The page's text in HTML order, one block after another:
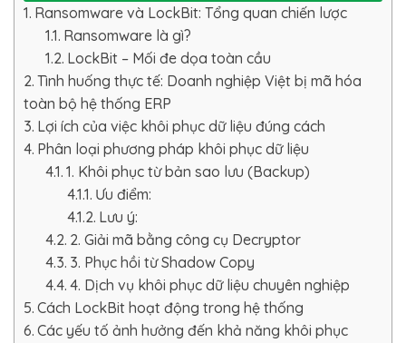
Ransomware và LockBit: Tổng quan chiến lược
Ransomware là gì?
LockBit – Mối đe dọa toàn cầu
Tình huống thực tế: Doanh nghiệp Việt bị mã hóa
toàn bộ hệ thống ERP
Lợi ích của việc khôi phục dữ liệu đúng cách
Phân loại phương pháp khôi phục dữ liệu
1. Khôi phục từ bản sao lưu (Backup)
Ưu điểm:
Lưu ý:
2. Giải mã bằng công cụ Decryptor
3. Phục hồi từ Shadow Copy
4. Dịch vụ khôi phục dữ liệu chuyên nghiệp
Cách LockBit hoạt động trong hệ thống
Các yếu tố ảnh hưởng đến khả năng khôi phục